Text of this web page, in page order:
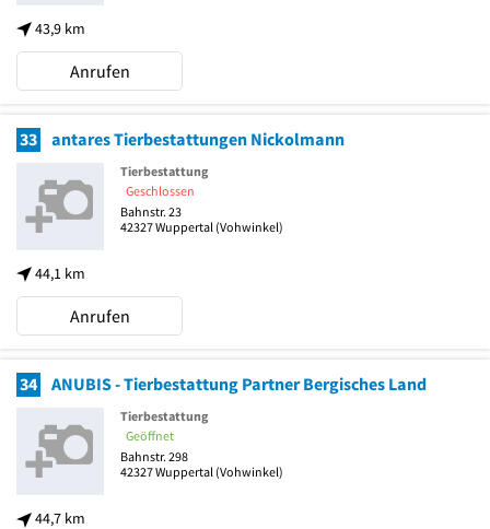
43,9 km
Anrufen
33 antares Tierbestattungen Nickolmann
44,1 km
Tierbestattung
Geschlossen
Bahnstr. 23
42327Wuppertal (Vohwinkel)
Anrufen
34 ANUBIS - Tierbestattung Partner Bergisches Land
44,7 km
Tierbestattung
Geöffnet
Bahnstr. 298
42327Wuppertal (Vohwinkel)